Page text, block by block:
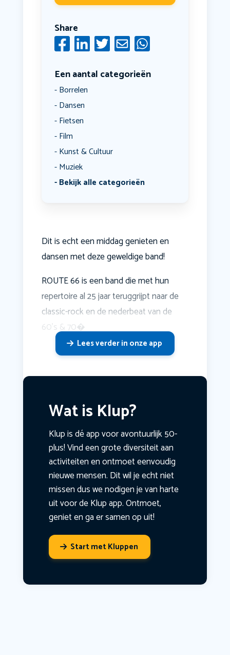
Share
Een aantal categorieën
Borrelen
Dansen
Fietsen
Film
Kunst & Cultuur
Muziek
Bekijk alle categorieën
Dit is echt een middag genieten en
dansen met deze geweldige band!
ROUTE 66 is een band die met hun
repertoire al 25 jaar teruggrijpt naar de
classic-rock en de nederbeat van de
60’s & 70�
Lees verder in onze app
Wat is Klup?
Klup is dé app voor avontuurlijk 50-
plus! Vind een grote diversiteit aan
activiteiten en ontmoet eenvoudig
nieuwe mensen. Dit wil je echt niet
missen dus we nodigen je van harte
uit voor de Klup app. Ontmoet,
geniet en ga er samen op uit!
Start met Kluppen